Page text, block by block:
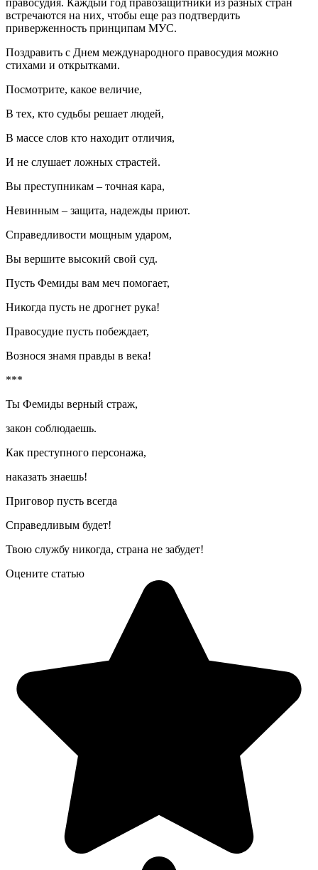
правосудия. Каждый год правозащитники из разных стран
встречаются на них, чтобы еще раз подтвердить
приверженность принципам МУС.
Поздравить с Днем международного правосудия можно
стихами и открытками.
Посмотрите, какое величие,
В тех, кто судьбы решает людей,
В массе слов кто находит отличия,
И не слушает ложных страстей.
Вы преступникам – точная кара,
Невинным – защита, надежды приют.
Справедливости мощным ударом,
Вы вершите высокий свой суд.
Пусть Фемиды вам меч помогает,
Никогда пусть не дрогнет рука!
Правосудие пусть побеждает,
Вознося знамя правды в века!
***
Ты Фемиды верный страж,
закон соблюдаешь.
Как преступного персонажа,
наказать знаешь!
Приговор пусть всегда
Справедливым будет!
Твою службу никогда, страна не забудет!
Оцените статью